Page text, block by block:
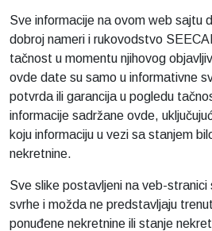
Sve informacije na ovom web sajtu
dobroj nameri i rukovodstvo
tačnost u momentu njihovog
ovde date su samo u informativne
potvrda ili garancija u pogledu
informacije sadržane ovde,
koju informaciju u vezi sa stanjem
nekretnine.
Sve slike postavljeni na veb-stranici
svrhe i možda ne predstavljaju
ponuđene nekretnine ili stanje